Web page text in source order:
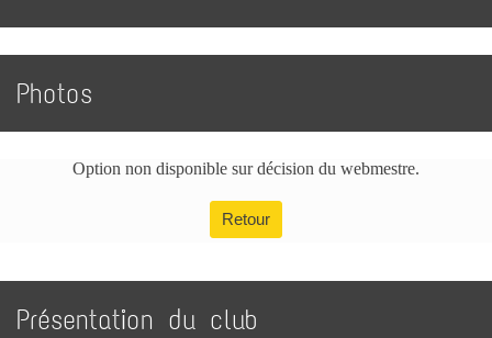
Photos
Option non disponible sur décision du webmestre.
Retour
Présentation du club